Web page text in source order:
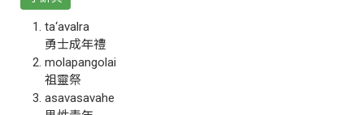
ta‘avalra
勇士成年禮
molapangolai
祖靈祭
asavasavahe